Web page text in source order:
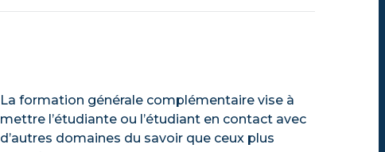
La formation générale complémentaire vise à
mettre l’étudiante ou l’étudiant en contact avec
d’autres domaines du savoir que ceux plus